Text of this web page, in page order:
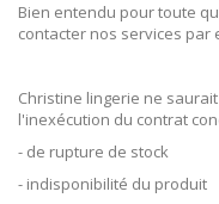
Bien entendu pour toute
contacter nos services par
Christine lingerie ne
l'inexécution du contrat
- de rupture de stock
- indisponibilité du produit